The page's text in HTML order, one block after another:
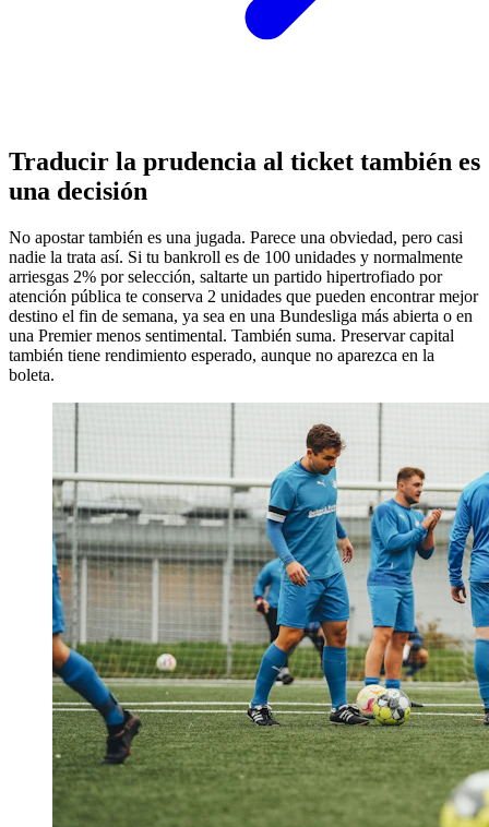
Traducir la prudencia al ticket también es
una decisión
No apostar también es una jugada. Parece una obviedad, pero casi
nadie la trata así. Si tu bankroll es de 100 unidades y normalmente
arriesgas 2% por selección, saltarte un partido hipertrofiado por
atención pública te conserva 2 unidades que pueden encontrar mejor
destino el fin de semana, ya sea en una Bundesliga más abierta o en
una Premier menos sentimental. También suma. Preservar capital
también tiene rendimiento esperado, aunque no aparezca en la
boleta.